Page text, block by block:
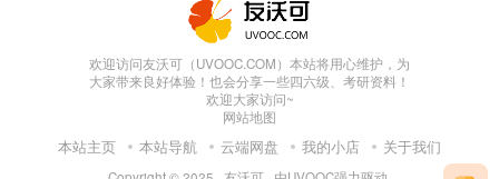
欢迎访问友沃可（UVOOC.COM）本站将用心维护，为
大家带来良好体验！也会分享一些四六级、考研资料！
欢迎大家访问~
网站地图
本站主页 本站导航 云端网盘 我的小店 关于我们